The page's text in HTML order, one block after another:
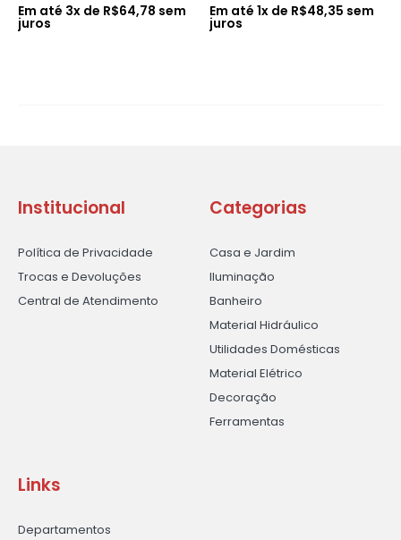
Em até 3x de R$64,78 sem
juros
Em até 1x de R$48,35 sem
juros
Institucional
Política de Privacidade
Trocas e Devoluções
Central de Atendimento
Categorias
Casa e Jardim
Iluminação
Banheiro
Material Hidráulico
Utilidades Domésticas
Material Elétrico
Decoração
Ferramentas
Links
Departamentos